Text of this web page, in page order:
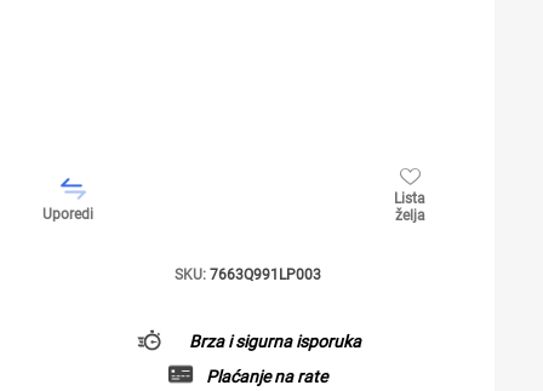
Uporedi
Lista
želja
SKU: 7663Q991LP003
Brza i sigurna isporuka
Plaćanje na rate